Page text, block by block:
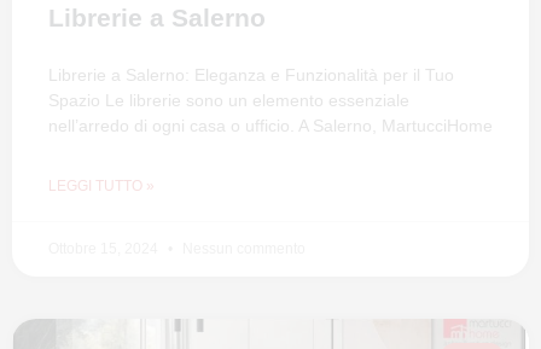
Librerie a Salerno
Librerie a Salerno: Eleganza e Funzionalità per il Tuo
Spazio Le librerie sono un elemento essenziale
nell’arredo di ogni casa o ufficio. A Salerno, MartucciHome
LEGGI TUTTO »